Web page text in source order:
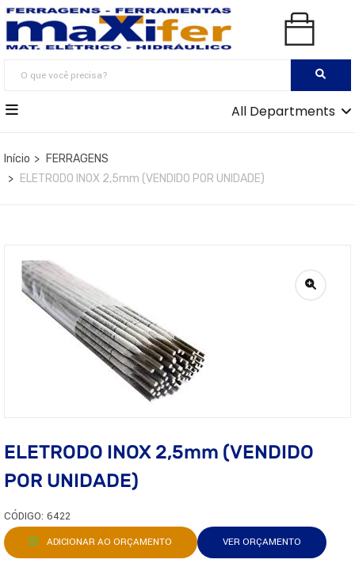
All Departments
Início
FERRAGENS
ELETRODO INOX 2,5mm (VENDIDO POR UNIDADE)
ELETRODO INOX 2,5mm (VENDIDO
POR UNIDADE)
CÓDIGO: 6422
ADICIONAR AO ORÇAMENTO VER ORÇAMENTO